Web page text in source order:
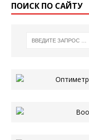
ПОИСК ПО САЙТУ